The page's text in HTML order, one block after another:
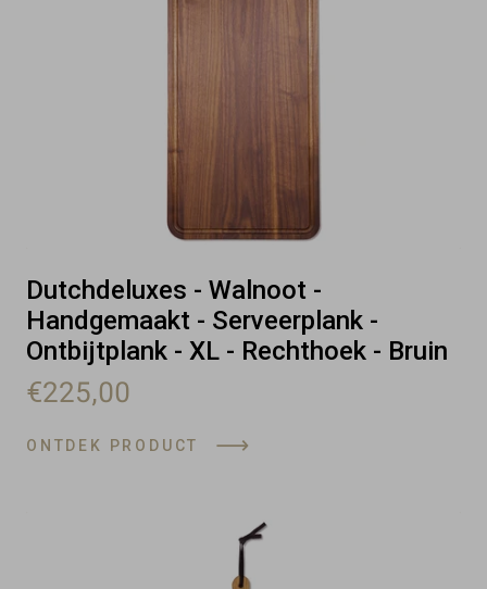
Dutchdeluxes - Walnoot -
Handgemaakt - Serveerplank -
Ontbijtplank - XL - Rechthoek - Bruin
€225,00
ONTDEK PRODUCT